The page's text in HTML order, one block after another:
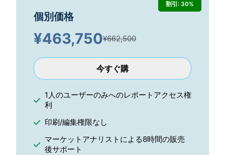
割引: 30%
個別価格
¥463,750¥662,500
今すぐ購
1人のユーザーのみへのレポートアクセス権
利
印刷/編集権限なし
マーケットアナリストによる8時間の販売
後サポート